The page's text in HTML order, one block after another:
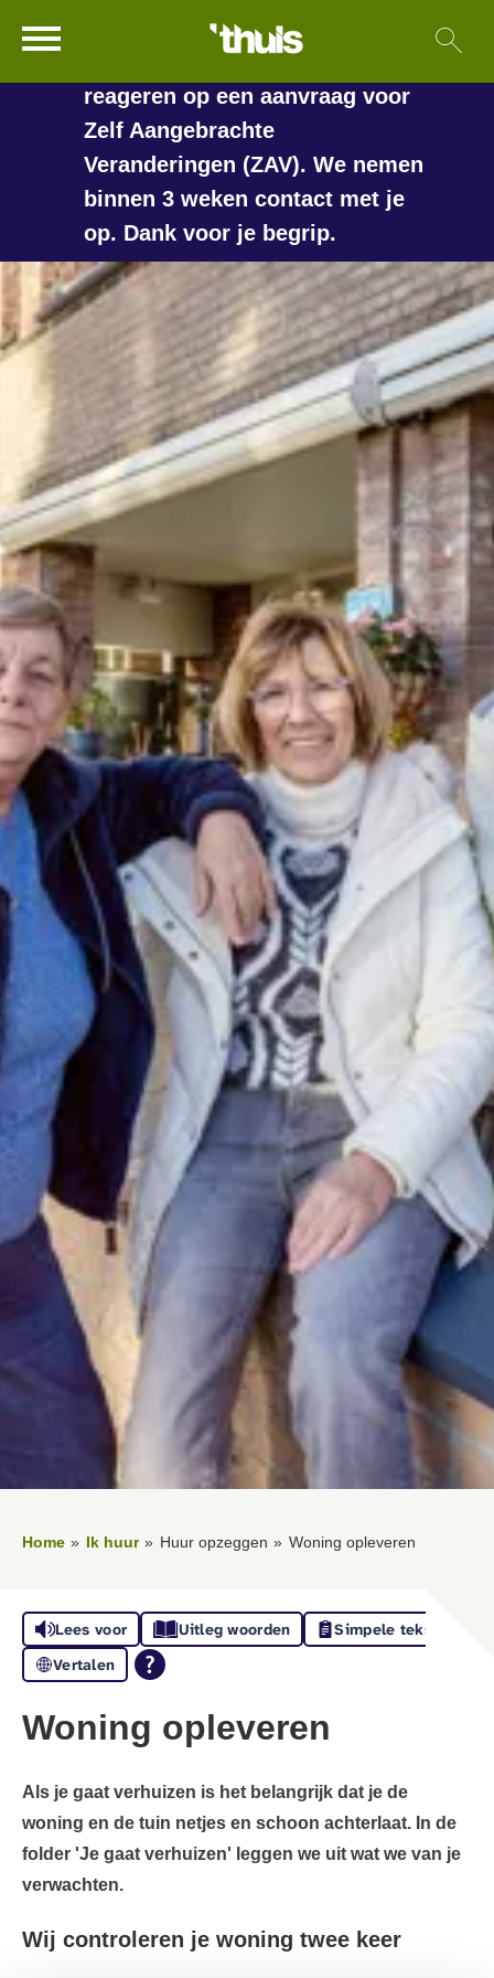
Naar hoofdinhoud
Naar hoofdnavigatiemenu
Naar zoeken
Naar de homepage
Ga naar Hoofd
langer duren voordat we
reageren op een aanvraag voor
Zelf Aangebrachte
Veranderingen (ZAV). We nemen
binnen 3 weken contact met je
op. Dank voor je begrip.
Home Ik huur Huur opzeggen Woning opleveren
Lees voor Uitleg woorden
Simpele tekst
Vertalen
Woning opleveren
Als je gaat verhuizen is het belangrijk dat je de
woning en de tuin netjes en schoon achterlaat. In de
folder 'Je gaat verhuizen' leggen we uit wat we van je
verwachten.
Wij controleren je woning twee keer